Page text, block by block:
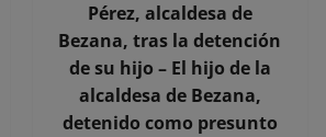
Pérez, alcaldesa de
Bezana, tras la detención
de su hijo – El hijo de la
alcaldesa de Bezana,
detenido como presunto